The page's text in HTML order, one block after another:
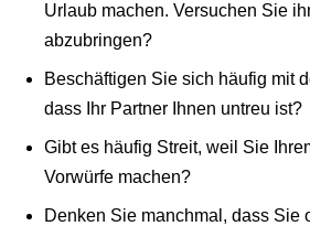
Urlaub machen. Versuchen Sie
abzubringen?
Beschäftigen Sie sich häufig mit
dass Ihr Partner Ihnen untreu ist?
Gibt es häufig Streit, weil Sie
Vorwürfe machen?
Denken Sie manchmal, dass Sie